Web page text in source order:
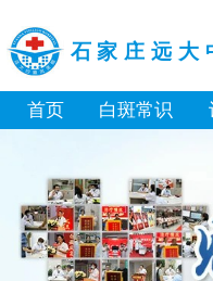
石家庄远大
首页 白斑常识
补骨脂
伍德灯
儿童
芦可
皮肤